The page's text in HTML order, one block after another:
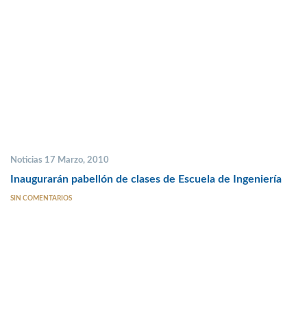
Noticias 17 Marzo, 2010
Inaugurarán pabellón de clases de Escuela de Ingeniería
SIN COMENTARIOS